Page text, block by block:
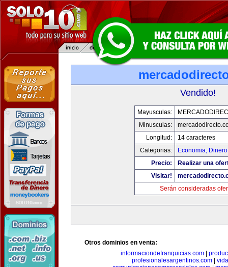
Vendido!
Mayusculas:
Minusculas:
Longitud:
14 caracteres
Categorias:
Economia,
Precio:
Realizar una
Visitar!
Serán consideradas
Otros dominios en venta:
informaciondefranquicias.com
profesionalesargentinos.com|